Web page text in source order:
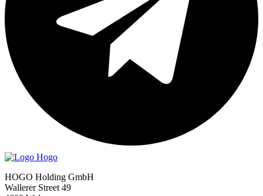
HOGO Holding GmbH
Wallerer Street 49